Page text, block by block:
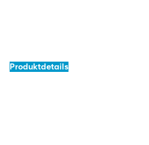
Produktdetails